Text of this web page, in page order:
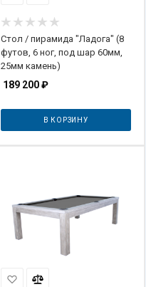
Стол / пирамида "Ладога" (8
футов, 6 ног, под шар 60мм,
25мм камень)
189 200₽
В КОРЗИНУ